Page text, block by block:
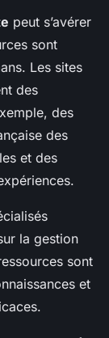
peut s’avérer
sont
Les sites
des
des
des
et des
la gestion
sont
et